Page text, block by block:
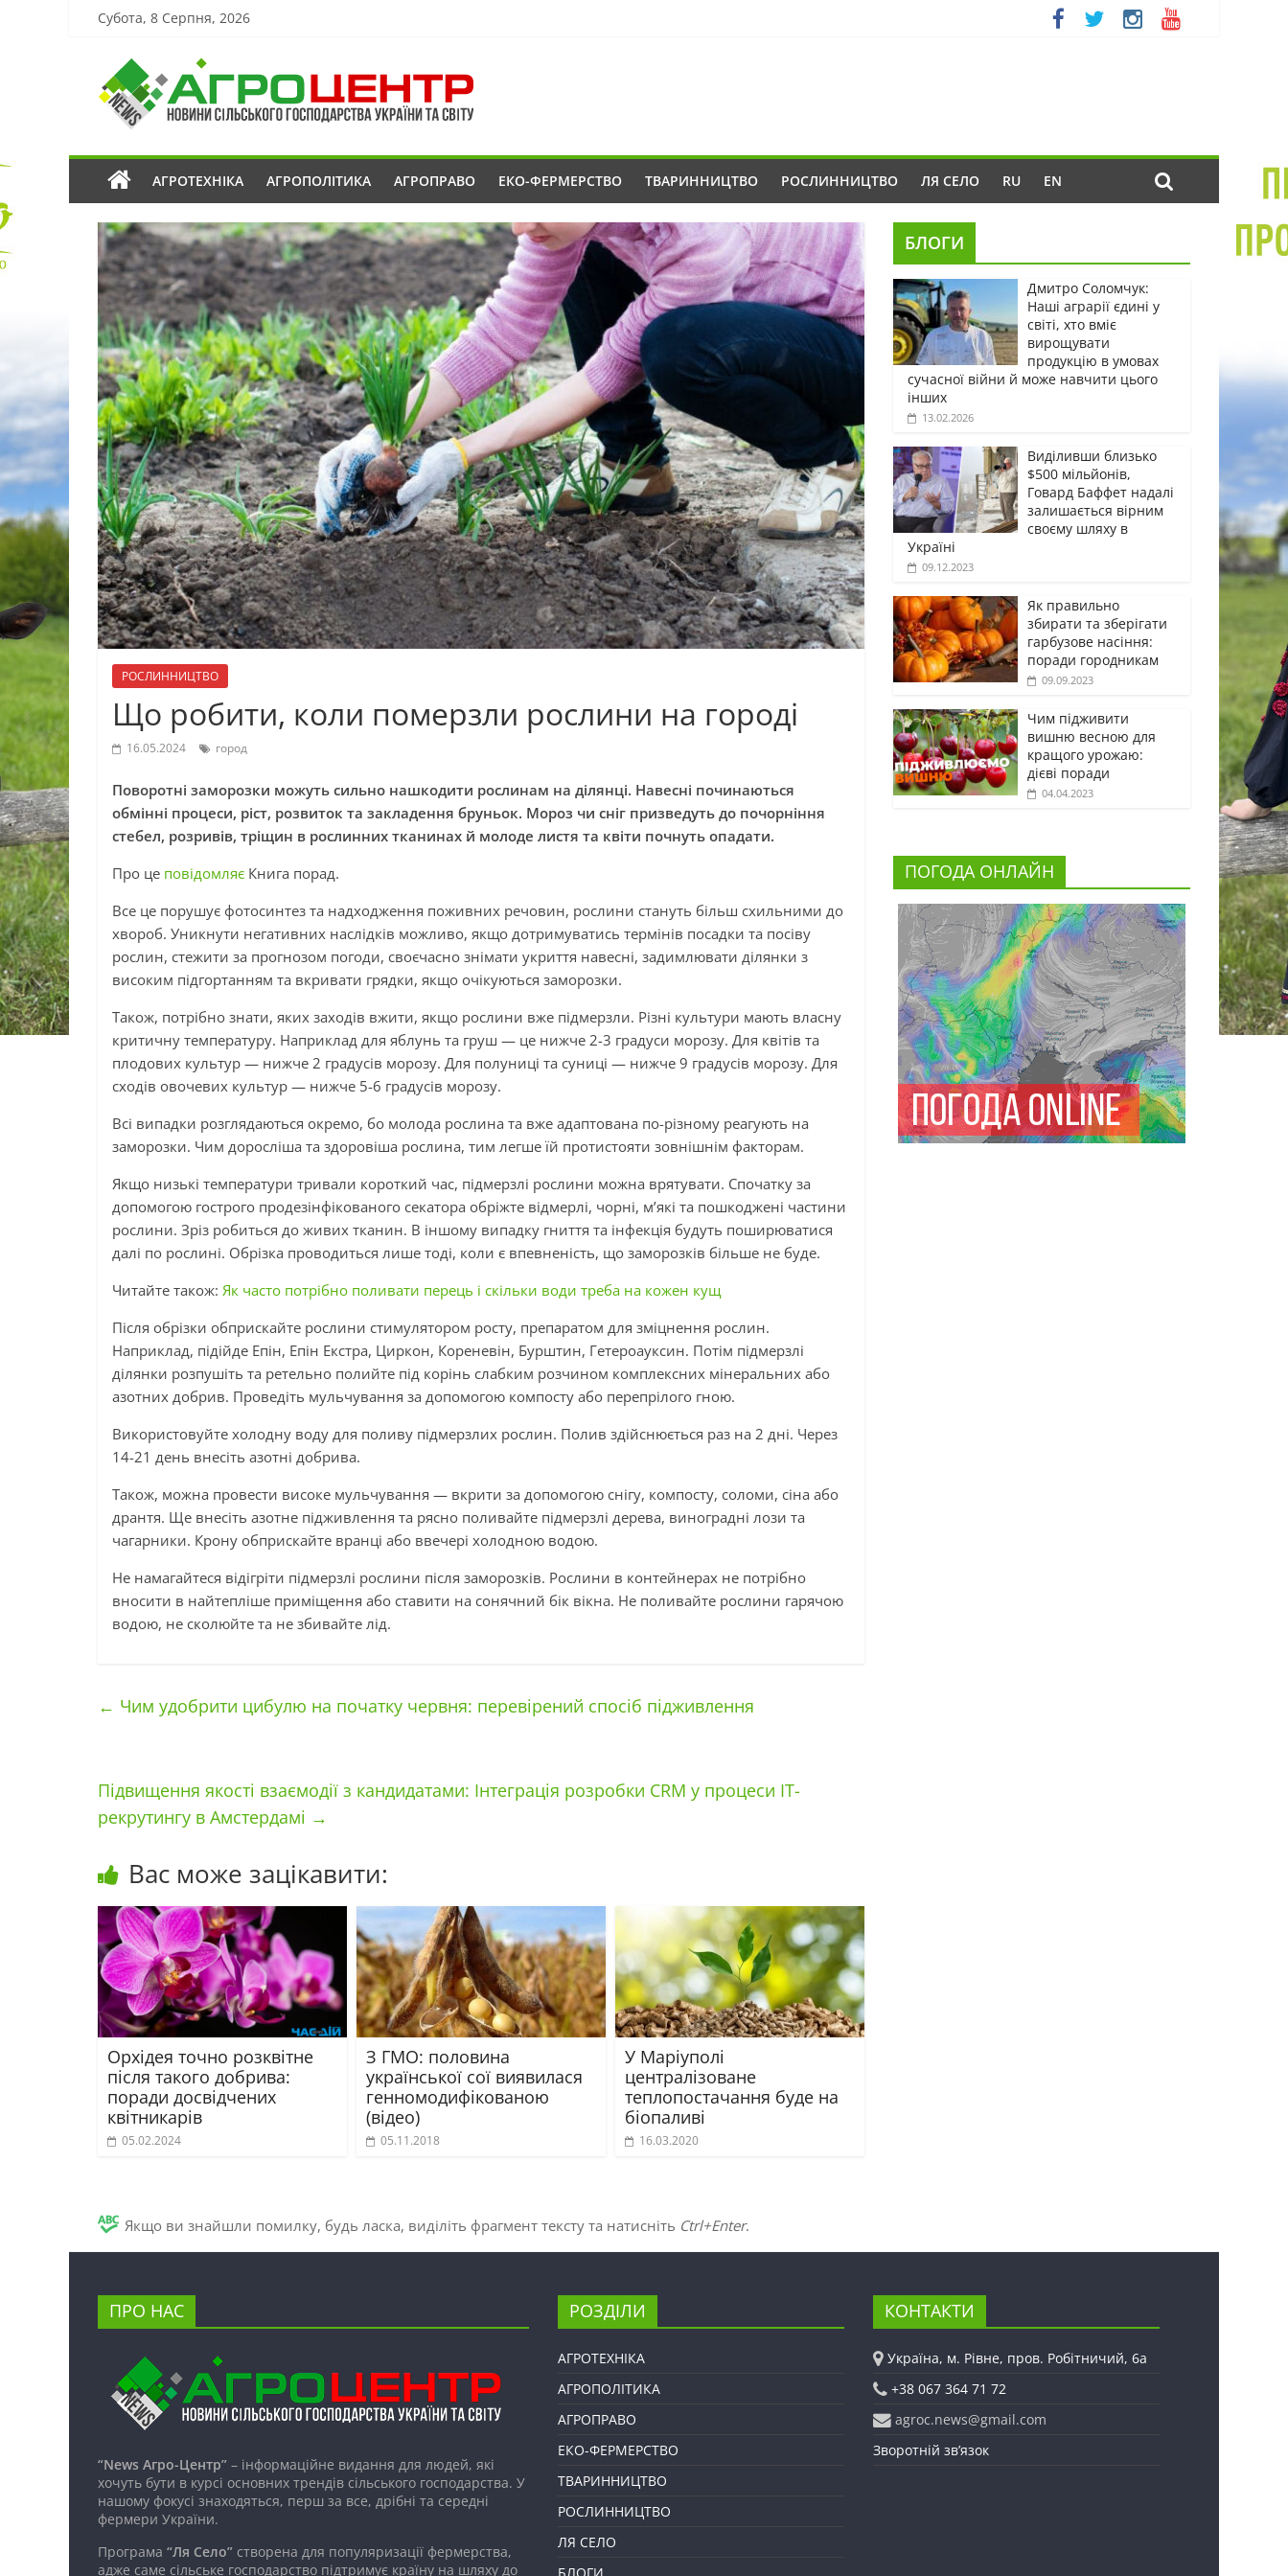
Субота, 8 Серпня, 2026
АГРОТЕХНІКА АГРОПОЛІТИКА АГРОПРАВО ЕКО-ФЕРМЕРСТВО ТВАРИННИЦТВО РОСЛИННИЦТВО ЛЯ СЕЛО RU EN
РОСЛИННИЦТВО
Що робити, коли померзли рослини на городі
16.05.2024 город
Поворотні заморозки можуть сильно нашкодити рослинам на ділянці. Навесні починаються
обмінні процеси, ріст, розвиток та закладення бруньок. Мороз чи сніг призведуть до почорніння
стебел, розривів, тріщин в рослинних тканинах й молоде листя та квіти почнуть опадати.
Про це повідомляє Книга порад.
Все це порушує фотосинтез та надходження поживних речовин, рослини стануть більш схильними до
хвороб. Уникнути негативних наслідків можливо, якщо дотримуватись термінів посадки та посіву
рослин, стежити за прогнозом погоди, своєчасно знімати укриття навесні, задимлювати ділянки з
високим підгортанням та вкривати грядки, якщо очікуються заморозки.
Також, потрібно знати, яких заходів вжити, якщо рослини вже підмерзли. Різні культури мають власну
критичну температуру. Наприклад для яблунь та груш — це нижче 2-3 градуси морозу. Для квітів та
плодових культур — нижче 2 градусів морозу. Для полуниці та суниці — нижче 9 градусів морозу. Для
сходів овочевих культур — нижче 5-6 градусів морозу.
Всі випадки розглядаються окремо, бо молода рослина та вже адаптована по-різному реагують на
заморозки. Чим доросліша та здоровіша рослина, тим легше їй протистояти зовнішнім факторам.
Якщо низькі температури тривали короткий час, підмерзлі рослини можна врятувати. Спочатку за
допомогою гострого продезінфікованого секатора обріжте відмерлі, чорні, м’які та пошкоджені частини
рослини. Зріз робиться до живих тканин. В іншому випадку гниття та інфекція будуть поширюватися
далі по рослині. Обрізка проводиться лише тоді, коли є впевненість, що заморозків більше не буде.
Читайте також: Як часто потрібно поливати перець і скільки води треба на кожен кущ
Після обрізки обприскайте рослини стимулятором росту, препаратом для зміцнення рослин.
Наприклад, підійде Епін, Епін Екстра, Циркон, Кореневін, Бурштин, Гетероауксин. Потім підмерзлі
ділянки розпушіть та ретельно полийте під корінь слабким розчином комплексних мінеральних або
азотних добрив. Проведіть мульчування за допомогою компосту або перепрілого гною.
Використовуйте холодну воду для поливу підмерзлих рослин. Полив здійснюється раз на 2 дні. Через
14-21 день внесіть азотні добрива.
Також, можна провести високе мульчування — вкрити за допомогою снігу, компосту, соломи, сіна або
дрантя. Ще внесіть азотне підживлення та рясно поливайте підмерзлі дерева, виноградні лози та
чагарники. Крону обприскайте вранці або ввечері холодною водою.
Не намагайтеся відігріти підмерзлі рослини після заморозків. Рослини в контейнерах не потрібно
вносити в найтепліше приміщення або ставити на сонячний бік вікна. Не поливайте рослини гарячою
водою, не сколюйте та не збивайте лід.
← Чим удобрити цибулю на початку червня: перевірений спосіб підживлення
Підвищення якості взаємодії з кандидатами: Інтеграція розробки CRM у процеси ІТ-
рекрутингу в Амстердамі →
Вас може зацікавити:
Орхідея точно розквітне
після такого добрива:
поради досвідчених
квітникарів
05.02.2024
З ГМО: половина
української сої виявилася
генномодифікованою
(відео)
05.11.2018
У Маріуполі
централізоване
теплопостачання буде на
біопаливі
16.03.2020
БЛОГИ
Дмитро Соломчук:
Наші аграрії єдині у
світі, хто вміє
вирощувати
продукцію в умовах
сучасної війни й може навчити цього
інших
13.02.2026
Виділивши близько
$500 мільйонів,
Говард Баффет надалі
залишається вірним
своєму шляху в
Україні
09.12.2023
Як правильно
збирати та зберігати
гарбузове насіння:
поради городникам
09.09.2023
Чим підживити
вишню весною для
кращого урожаю:
дієві поради
04.04.2023
ПОГОДА ОНЛАЙН
Якщо ви знайшли помилку, будь ласка, виділіть фрагмент тексту та натисніть Ctrl+Enter.
ПРО НАС
“News Агро-Центр” – інформаційне видання для людей, які
хочуть бути в курсі основних трендів сільського господарства. У
нашому фокусі знаходяться, перш за все, дрібні та середні
фермери України.
Програма “Ля Село” створена для популяризації фермерства,
адже саме сільське господарство підтримує країну на шляху до
РОЗДІЛИ
АГРОТЕХНІКА
АГРОПОЛІТИКА
АГРОПРАВО
ЕКО-ФЕРМЕРСТВО
ТВАРИННИЦТВО
РОСЛИННИЦТВО
ЛЯ СЕЛО
БЛОГИ
КОНТАКТИ
Україна, м. Рівне, пров. Робітничий, 6а
+38 067 364 71 72
agroc.news@gmail.com
Зворотній зв’язок